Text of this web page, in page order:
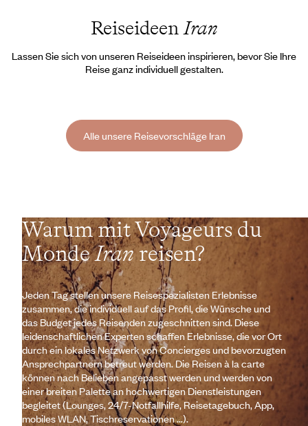
ReiseideenIran
Lassen Sie sich von unseren Reiseideen inspirieren, bevor Sie Ihre
Reise ganz individuell gestalten.
Alle unsere Reisevorschläge Iran
Warum mit Voyageurs du
MondeIranreisen?
Jeden Tag stellen unsere Reisespezialisten Erlebnisse
zusammen, die individuell auf das Profil, die Wünsche und
das Budget jedes Reisenden zugeschnitten sind. Diese
leidenschaftlichen Experten schaffen Erlebnisse, die vor Ort
durch ein lokales Netzwerk von Concierges und bevorzugten
Ansprechpartnern betreut werden. Die Reisen à la carte
können nach Belieben angepasst werden und werden von
einer breiten Palette an hochwertigen Dienstleistungen
begleitet (Lounges, 24/7-Notfallhilfe, Reisetagebuch, App,
mobiles WLAN, Tischreservationen ...).